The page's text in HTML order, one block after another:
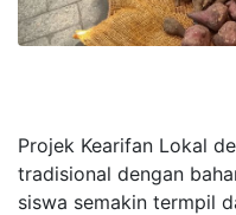
Projek Kearifan Lokal
tradisional dengan
siswa semakin termpil